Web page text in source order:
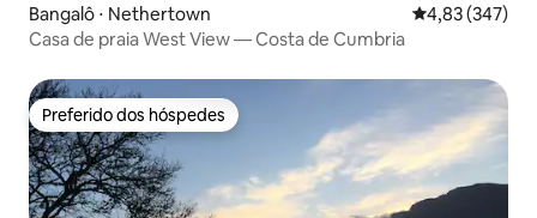
Bangalô ⋅ Nethertown 4,83 de uma
4,83 (347)
Casa de praia West View — Costa de Cumbria
Preferido dos hóspedes
Preferido dos hóspedes